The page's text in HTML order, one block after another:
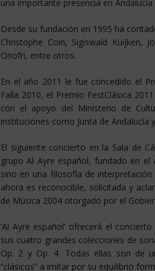
una importante presencia en
Desde su fundación en 1995 ha
Christophe Coin, Sigiswald Kuijken,
Onofri, entre otros.
En el año 2011 le fue concedido el
Falla 2010, el Premio FestClásica
con el apoyo del Ministerio de
instituciones como Junta de Andalucía
El siguiente concierto en la Sala de
grupo Al Ayre español, fundado en
sino en una filosofía de
ahora es reconocible, solicitada y
de Música 2004 otorgado por el
‘Al Ayre español’ ofrecerá el
sus cuatro grandes colecciones de
Op. 2 y Op. 4. Todas ellas son de
“clásicos” a imitar por su equilibrio